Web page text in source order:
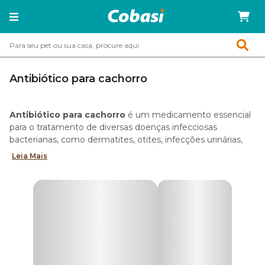
Antibiótico para cachorro
Antibiótico para cachorro é um medicamento essencial
para o tratamento de diversas doenças infecciosas
bacterianas, como dermatites, otites, infecções urinárias,
pneumonia, entre outras.
Melhores marcas de antibiótico
Leia Mais